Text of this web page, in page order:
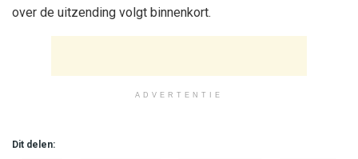
over de uitzending volgt binnenkort.
ADVERTENTIE
Dit delen: